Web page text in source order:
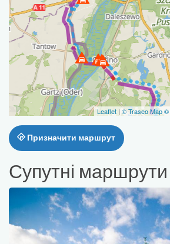
Leaflet | © Traseo Map©
Призначити маршрут
Супутні маршрути